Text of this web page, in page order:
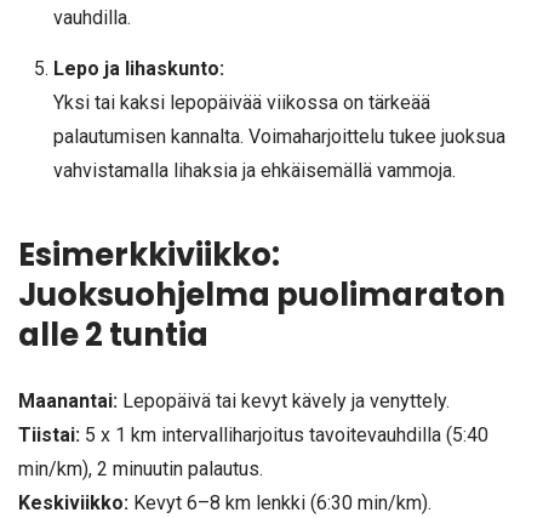
vauhdilla.
Lepo ja lihaskunto:
Yksi tai kaksi lepopäivää viikossa on tärkeää
palautumisen kannalta. Voimaharjoittelu tukee juoksua
vahvistamalla lihaksia ja ehkäisemällä vammoja.
Esimerkkiviikko:
Juoksuohjelma puolimaraton
alle 2 tuntia
Maanantai: Lepopäivä tai kevyt kävely ja venyttely.
Tiistai: 5 x 1 km intervalliharjoitus tavoitevauhdilla (5:40
min/km), 2 minuutin palautus.
Keskiviikko: Kevyt 6–8 km lenkki (6:30 min/km).